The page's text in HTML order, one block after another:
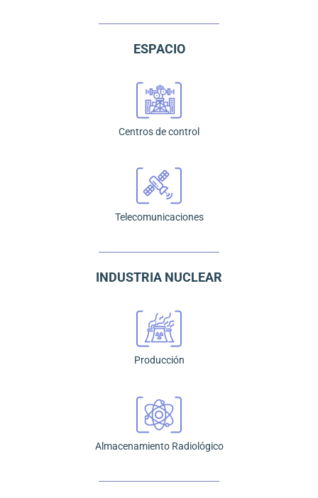
ESPACIO
Centros de control
Telecomunicaciones
INDUSTRIA NUCLEAR
Producción
Almacenamiento Radiológico